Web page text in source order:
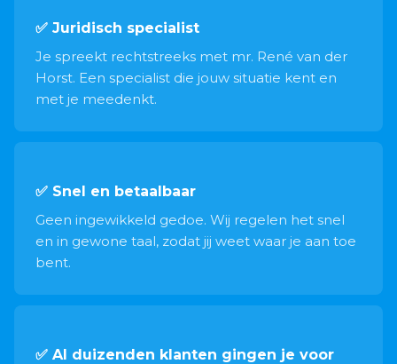
✅ Juridisch specialist
Je spreekt rechtstreeks met mr. René van der
Horst. Een specialist die jouw situatie kent en
met je meedenkt.
✅ Snel en betaalbaar
Geen ingewikkeld gedoe. Wij regelen het snel
en in gewone taal, zodat jij weet waar je aan toe
bent.
✅ Al duizenden klanten gingen je voor